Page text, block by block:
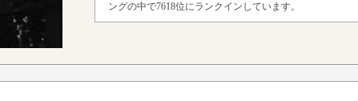
ングの中で7618位にランクインしています。